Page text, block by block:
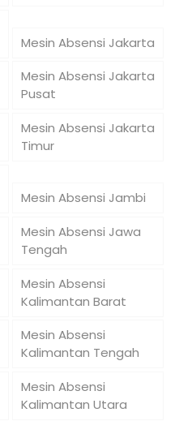
Mesin Absensi Jakarta
Mesin Absensi Jakarta
Pusat
Mesin Absensi Jakarta
Timur
Mesin Absensi Jambi
Mesin Absensi Jawa
Tengah
Mesin Absensi
Kalimantan Barat
Mesin Absensi
Kalimantan Tengah
Mesin Absensi
Kalimantan Utara